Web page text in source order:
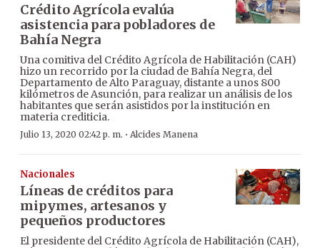
Crédito Agrícola evalúa
asistencia para pobladores de
Bahía Negra
Una comitiva del Crédito Agrícola de Habilitación (CAH)
hizo un recorrido por la ciudad de Bahía Negra, del
Departamento de Alto Paraguay, distante a unos 800
kilómetros de Asunción, para realizar un análisis de los
habitantes que serán asistidos por la institución en
materia crediticia.
Julio 13, 2020 02:42 p. m. · Alcides Manena
Nacionales
Líneas de créditos para
mipymes, artesanos y
pequeños productores
El presidente del Crédito Agrícola de Habilitación (CAH),